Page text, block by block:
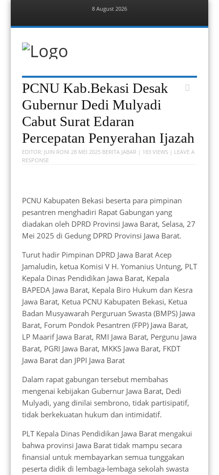
8 August 2026
Menu
to
Berita Bekasi
Menu
Skip
to
content
PCNU Kab.Bekasi Desak
Gubernur Dedi Mulyadi
Cabut Surat Edaran
Percepatan Penyerahan Ijazah
EDITOR: JUIN RONI 28 MEI 2025 BERITA JABAR | 183 VIEWS | LEAVE A
RESPONSE
PCNU Kabupaten Bekasi beserta para pimpinan
pesantren menghadiri Rapat Gabungan yang
diadakan oleh DPRD Provinsi Jawa Barat, Selasa, 27
Mei 2025 di Gedung DPRD Provinsi Jawa Barat.
Turut hadir Pimpinan DPRD Jawa Barat Acep
Jamaludin, ketua Komisi V H. Yomanius Untung, PLT
Kepala Dinas Pendidikan Jawa Barat, Kepala
BAPEDA Jawa Barat, Kepala Biro Hukum dan Kesra
Jawa Barat, Ketua PCNU Kabupaten Bekasi, Ketua
Badan Musyawarah Perguruan Swasta (BMPS) Jawa
Barat, Forum Pondok Pesantren (FPP) Jawa Barat,
LP Maarif Jawa Barat, RMI Jawa Barat, Pergunu Jawa
Barat, PGRI Jawa Barat, MKKS Jawa Barat, FKDT
Jawa Barat dan JPPI Jawa Barat
Dalam rapat gabungan tersebut membahas
mengenai kebijakan Gubernur Jawa Barat, Dedi
Mulyadi, yang dinilai sembrono, tidak partisipatif,
tidak berkekuatan hukum dan intimidatif.
PLT Kepala Dinas Pendidikan Jawa Barat mengakui
bahwa provinsi Jawa Barat tidak mampu secara
finansial untuk membayarkan semua tunggakan
peserta didik di lembaga-lembaga sekolah swasta